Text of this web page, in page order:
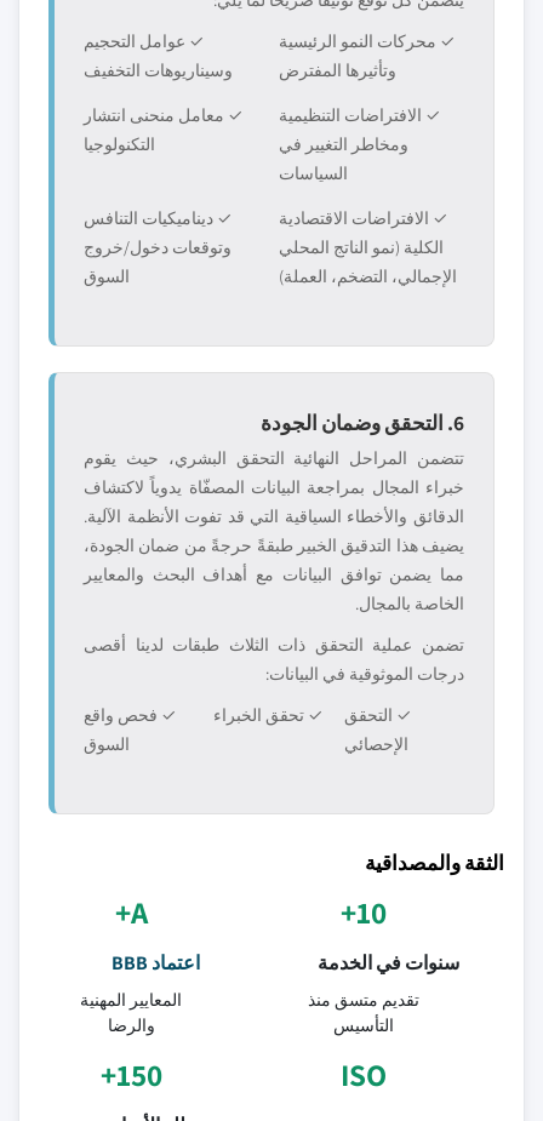
✓ محركات النمو الرئيسية
وتأثيرها المفترض
✓ عوامل التحجيم
وسيناريوهات التخفيف
✓ الافتراضات التنظيمية
ومخاطر التغيير في
السياسات
✓ معامل منحنى انتشار
التكنولوجيا
✓ الافتراضات الاقتصادية
الكلية (نمو الناتج المحلي
الإجمالي، التضخم، العملة)
✓ ديناميكيات التنافس
وتوقعات دخول/خروج
السوق
6. التحقق وضمان الجودة
تتضمن المراحل النهائية التحقق البشري، حيث يقوم
خبراء المجال بمراجعة البيانات المصفّاة يدوياً لاكتشاف
الدقائق والأخطاء السياقية التي قد تفوت الأنظمة الآلية.
يضيف هذا التدقيق الخبير طبقةً حرجةً من ضمان الجودة،
مما يضمن توافق البيانات مع أهداف البحث والمعايير
الخاصة بالمجال.
تضمن عملية التحقق ذات الثلاث طبقات لدينا أقصى
درجات الموثوقية في البيانات:
✓ التحقق
الإحصائي
✓ تحقق الخبراء
✓ فحص واقع
السوق
الثقة والمصداقية
10+
سنوات في الخدمة
تقديم متسق منذ
التأسيس
A+
اعتماد BBB
المعايير المهنية
والرضا
ISO
150+